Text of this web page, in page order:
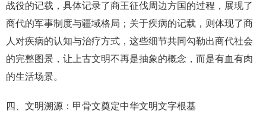
战役的记载，具体记录了商王征伐周边方国的过程，展现了
商代的军事制度与疆域格局；关于疾病的记载，则体现了商
人对疾病的认知与治疗方式，这些细节共同勾勒出商代社会
的完整图景，让上古文明不再是抽象的概念，而是有血有肉
的生活场景。
四、文明溯源：甲骨文奠定中华文明文字根基